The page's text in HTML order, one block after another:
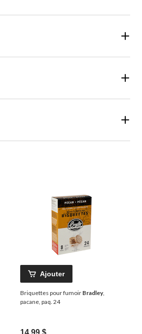
Ajouter
Briquettes pour fumoir Bradley,
pacane, paq. 24
14,99 $